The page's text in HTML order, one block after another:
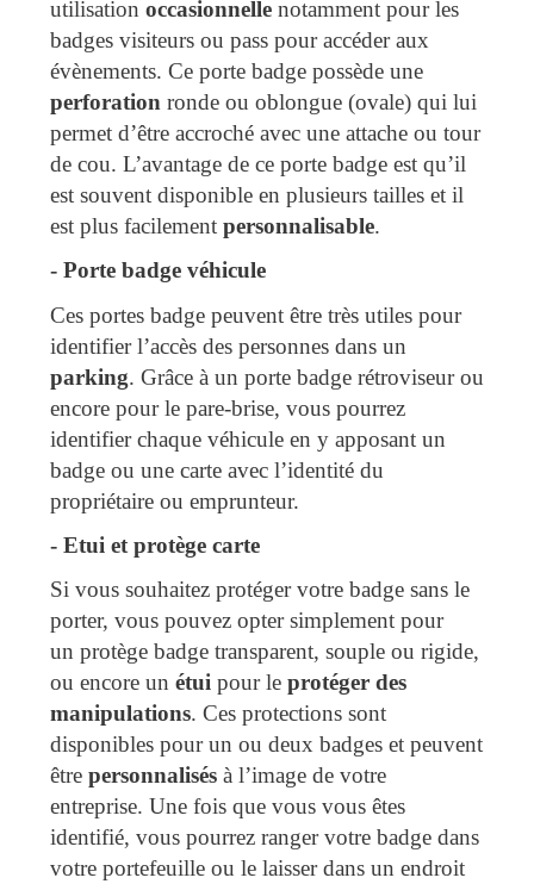
utilisation occasionnelle notamment pour les
badges visiteurs ou pass pour accéder aux
évènements. Ce porte badge possède une
perforation ronde ou oblongue (ovale) qui lui
permet d’être accroché avec une attache ou tour
de cou. L’avantage de ce porte badge est qu’il
est souvent disponible en plusieurs tailles et il
est plus facilement personnalisable.
- Porte badge véhicule
Ces portes badge peuvent être très utiles pour
identifier l’accès des personnes dans un
parking. Grâce à un porte badge rétroviseur ou
encore pour le pare-brise, vous pourrez
identifier chaque véhicule en y apposant un
badge ou une carte avec l’identité du
propriétaire ou emprunteur.
- Etui et protège carte
Si vous souhaitez protéger votre badge sans le
porter, vous pouvez opter simplement pour
un protège badge transparent, souple ou rigide,
ou encore un étui pour le protéger des
manipulations. Ces protections sont
disponibles pour un ou deux badges et peuvent
être personnalisés à l’image de votre
entreprise. Une fois que vous vous êtes
identifié, vous pourrez ranger votre badge dans
votre portefeuille ou le laisser dans un endroit